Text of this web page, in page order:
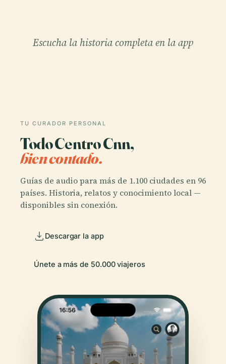
Escucha la historia completa en la app
TU CURADOR PERSONAL
Todo Centro Cnn,
bien contado.
Guías de audio para más de 1.100 ciudades en 96
países. Historia, relatos y conocimiento local —
disponibles sin conexión.
Descargar la app
Únete a más de 50.000 viajeros